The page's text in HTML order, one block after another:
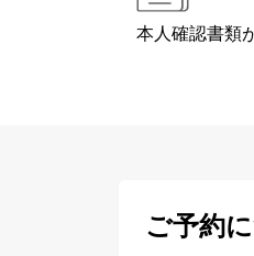
本人確認書類
ご予約